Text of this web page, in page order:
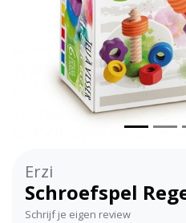
Erzi
Schroefspel
Schrijf je eigen review